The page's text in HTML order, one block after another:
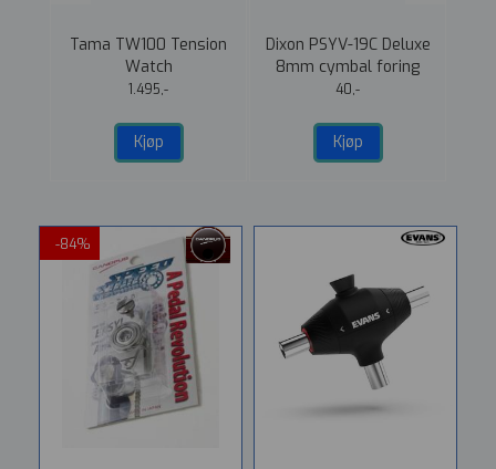
Tama TW100 Tension
Watch
1.495,-
Kjøp
Dixon PSYV-19C Deluxe
8mm cymbal foring
m/skive, 4 pack
40,-
Kjøp
-84%